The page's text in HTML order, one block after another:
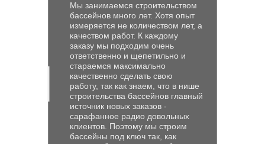
Важной задачей является
обеспечение
теплоизоляции и
автоматической системы
очистки, что повышает
энергоэффективность и
комфорт использования.
Грунтовые условия в
Томске разнообразны —
встречаются как пески и
Мы занимаемся строительством
бассейнов много лет. Хотя опыт
измеряется не количеством лет, а
качеством работ. К каждому
заказу мы подходим очень
ответственно и щепетильно и
стараемся максимально
качественно сделать свою
работу, так как знаем, что в нише
строительства бассейнов главный
источник новых заказов -
сарафанное радио довольных
клиентов. Поэтому мы строим
бассейны под ключ так, как